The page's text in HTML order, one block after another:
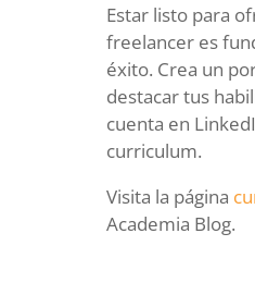
Estar listo para
freelancer es
éxito. Crea un
destacar tus
cuenta en
curriculum.
Visita la página
Academia Blog.